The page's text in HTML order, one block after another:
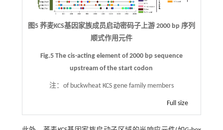
图5 荞麦KCS基因家族成员启动密码子上游 2000 bp 序列
顺式作用元件
Fig.5 The cis-acting element of 2000 bp sequence
upstream of the start codon
注： of buckwheat KCS gene family members
Full size